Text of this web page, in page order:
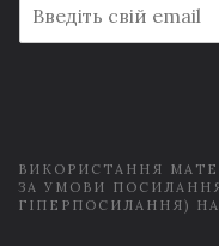
m
a
ВИКОРИСТАННЯ
ЗА УМОВИ
ГІПЕРПОСИЛАННЯ) НА